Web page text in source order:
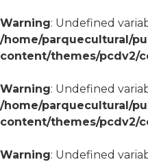
Warning: Undefined
/home/parquecultural/
content/themes/pcdv2/
Warning: Undefined
/home/parquecultural/
content/themes/pcdv2/
Warning: Undefined